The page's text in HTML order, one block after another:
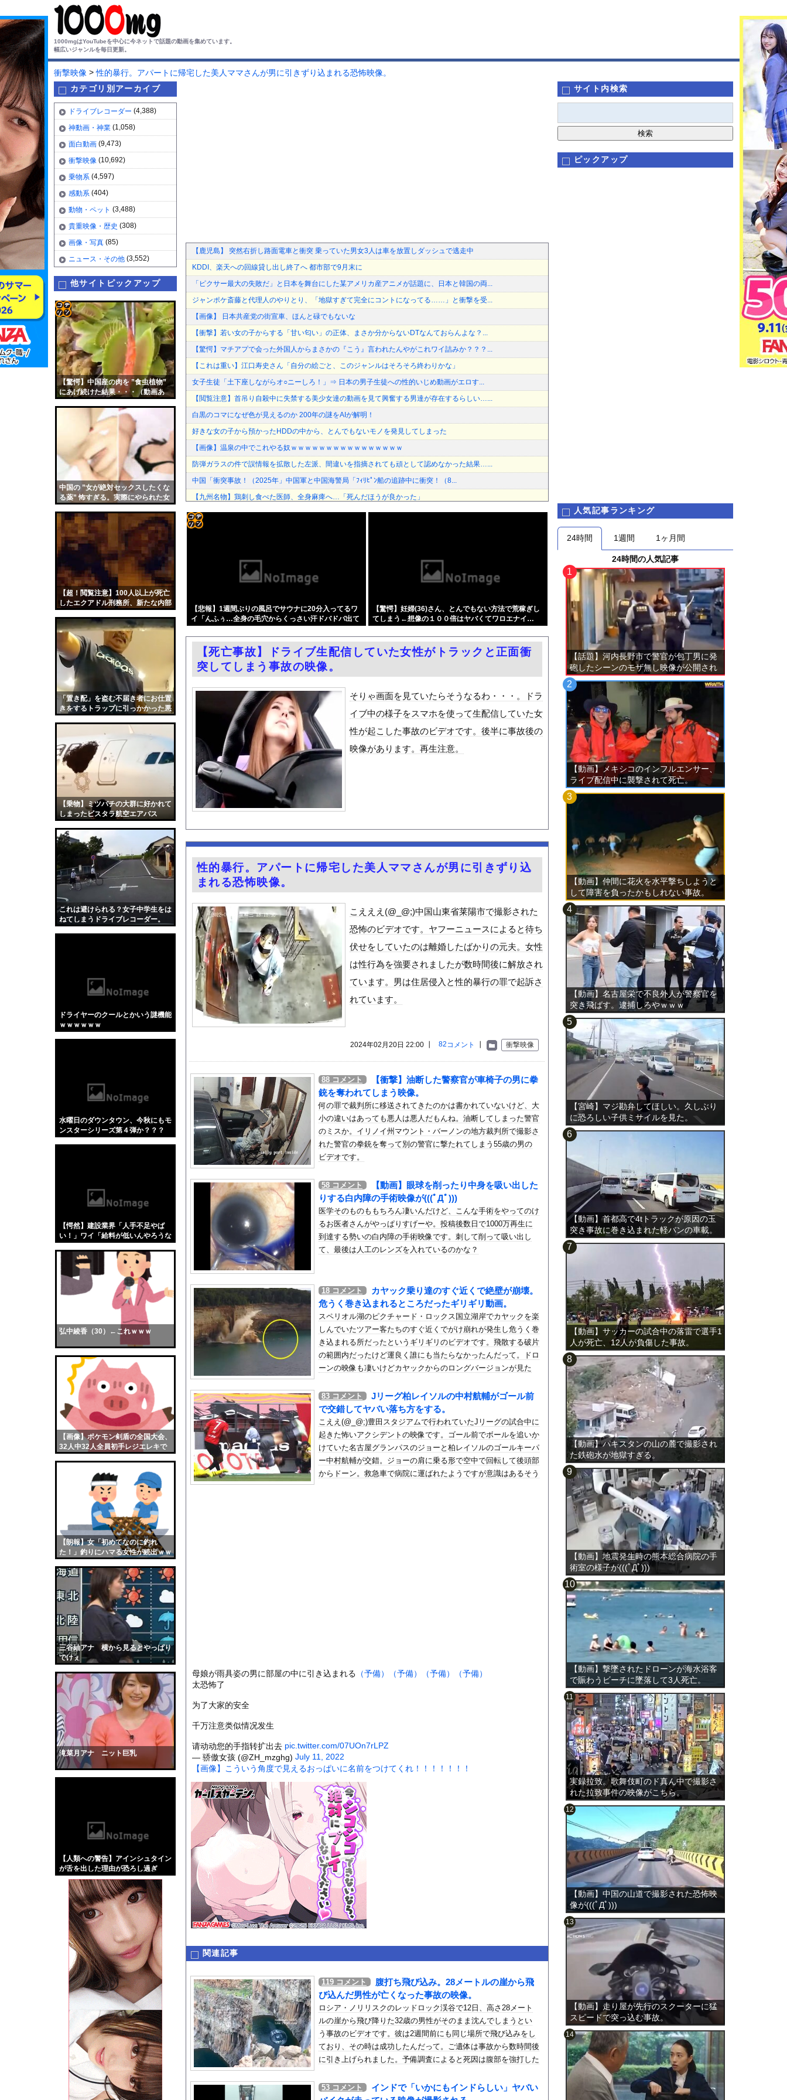
1000mgはYouTubeを中心に今ネットで話題の動画を集めています。
幅広いジャンルを毎日更新。
衝撃映像 >性的暴行。アパートに帰宅した美人ママさんが男に引きずり込まれる恐怖映像。
カテゴリ別アーカイブ
ドライブレコーダー (4,388)
神動画・神業 (1,058)
面白動画 (9,473)
衝撃映像 (10,692)
乗物系 (4,597)
感動系 (404)
動物・ペット (3,488)
貴重映像・歴史 (308)
画像・写真 (85)
ニュース・その他 (3,552)
他サイトピックアップ
【驚愕】中国産の肉を ”食虫植物”
にあげ続けた結果・・・（動画あ
中国の ”女が絶対セックスしたくな
る薬” 怖すぎる。実際にやられた女
【超！閲覧注意】100人以上が死亡
したエクアドル刑務所、新たな内部
「置き配」を盗む不届き者にお仕置
きをするトラップに引っかかった悪
【乗物】ミツバチの大群に好かれて
しまったビスタラ航空エアバス
これは避けられる？女子中学生をは
ねてしまうドライブレコーダー。
ドライヤーのクールとかいう謎機能
ｗｗｗｗｗｗ
水曜日のダウンタウン、今秋にもモ
ンスターシリーズ第４弾か？？？
【愕然】建設業界「人手不足やば
い！」ワイ「給料が低いんやろうな
弘中綾香（30）←これｗｗｗ
【画像】ポケモン剣盾の全国大会、
32人中32人全員初手レジエレキで
【朗報】女「初めてなのに釣れ
た！」釣りにハマる女性が続出ｗｗ
三谷紬アナ 横から見るとやっぱり
でけぇ
滝菜月アナ ニット巨乳
【人類への警告】アインシュタイン
が舌を出した理由が恐ろし過ぎ
た・・・
コテ
リン
- 固
定リ
ンク
自動
ル
【鹿児島】 突然右折し路面電車と衝突 乗っていた男女3人は車を放置しダッシュで逃走中
KDDI、楽天への回線貸し出し終了へ 都市部で9月末に
「ピクサー最大の失敗だ」と日本を舞台にした某アメリカ産アニメが話題に、日本と韓国の両...
ジャンポケ斎藤と代理人のやりとり、「地獄すぎて完全にコントになってる……」と衝撃を受...
【画像】 日本共産党の街宣車、ほんと碌でもないな
【衝撃】若い女の子からする「甘い匂い」の正体、まさか分からないDTなんておらんよな？...
【驚愕】マチアプで会った外国人からまさかの『こう』言われたんやがこれワイ詰みか？？？...
【これは重い】江口寿史さん「自分の絵ごと、このジャンルはそろそろ終わりかな」
女子生徒「土下座しながらオ○ニーしろ！」⇒ 日本の男子生徒への性的いじめ動画がエロす...
【閲覧注意】首吊り自殺中に失禁する美少女達の動画を見て興奮する男達が存在するらしい…...
白黒のコマになぜ色が見えるのか 200年の謎をAIが解明！
好きな女の子から預かったHDDの中から、とんでもないモノを発見してしまった
【画像】温泉の中でこれやる奴ｗｗｗｗｗｗｗｗｗｗｗｗｗｗｗｗ
防弾ガラスの件で誤情報を拡散した左派、間違いを指摘されても頑として認めなかった結果…...
中国「衝突事故！（2025年」中国軍と中国海警局「ﾌｨﾘﾋﾟﾝ船の追跡中に衝突！（8...
【九州名物】鶏刺し食べた医師、全身麻痺へ…「死んだほうが良かった」
防弾ガラスの件で誤情報を拡散した左派、間違いを指摘されても頑として認めなかった結果…...
【悲報】週刊少年ジャンプ、史上初の100万部割れ
【ニュース】日本共産党の街宣車、ほんと碌でもないな
エロ漫画『後輩の小悪魔地雷女子をデカチンで理解らせる話』をrawやhitomiを使わ...
【悲報】ショートスリーパー堀大輔さん、リスナーから「寝たほうがいい！」と言われてガチ...
国税局職員（25）、税務調査で知り合った納税者の自宅に出入りしお小遣い1億5000万...
佐藤寛子、ヌード乳首濡れ場がエロ過ぎる！ヘアヌード写真集の全裸、全盛期グラビア、最高...
【芸能】元EXILE・黒木啓司、妻・宮崎麗果被告へのDV事案で逮捕されていた 宮崎は...
過給なしで420ps。しかもL型エンジン…このS31Zいくらかかってるんだ…
嫁がいる前で半ケツ見せて不倫を誘う保育士の永野紬さん
渡邊渚さん「私がPTSDと診断された当時、世間はまだPTSDという言葉は浸透されてい...
職場の人妻と不倫をして、ついに、、、
韓国国会、サッカー前代表監督を追及「なぜ負けたのか」
日本旅行キャンセルすべきか…1万年ぶり史上最大級の火山の兆し＝韓国の反応
うちのネコが目の前にいた。私が上に物を投げるフリをする → 猫はこうなります…
【画像】令和最新版の剛力彩芽、ワイらにブッ刺さりまくりと話題にw w w w w w...
ヤンキーだらけの職場にしか行ったことない奴にしか分からないこと
【悲報】ロシア、じわじわと逝き始める
今の時期 河口で釣れる美味い魚教えて
『BanG Dream! Ave Mujica』7話感想 再び集まる5人！最後のCR...
【動画】中国製自動車のプラスチック部品強度がこちらｗｗｗｗｗｗｗｗｗ
【Mステ】西川貴教さん 魅惑のマーメイドすぎるｗｗｗｗｗｗｗｗ
【悲報】埼玉県、何も観光地がない・・・
FANZAで夏の動画50％OFFキャンペーン第4弾が始まったぞー！
【画像】カップラーメン食べるんだけどどれがいいかな！？w
【朗報】ヒカキンなんと実質200万円以上の支援物資を寄付してしまう・・・
【Xの車窓から】オービスかと思ったら野生の炊飯器で草 ほか
【ポロリ悲話】ネットで拡散してるおっぱいポロリ動画、何故か叩かれる・・・
【衝撃】「かわいい虫」ランキング、ついに発表される
日本代表DF冨安健洋の英プレミア・クリスタルパレス加入が正式決定 鎌田大地とチームメ...
元F1王者ハッキネン、フェルスタペンのマクラーレン加入の噂に「なぜ調和がある現体制を...
【画像】 ヘソ出しJKさん、股間の方まで見えてしまうｗｗｗｗｗｗｗｗｗ
もしかして、マンションのベランダで七輪で焼き肉ってダメなの？
島倉りか様、モッツァレラチーズを巡ってスーパー店員とバトル勃発ｗｗｗ
【悲報】ショートスリーパー堀大輔さん、リスナーから「寝たほうがいい！」と言われてガチ...
【コンゴ】エボラ出血熱、感染3600人…過去最大の流行に
軟体動物みたいに柔らかい手を持つ人、話題にｗｗｗｗ「脳が理解を拒む」「ミギー」他
川底に沈んでいたマンモスやナチス軍艦など露出、熱波でドナウ川が歴史的渇水！
三山賀子アナと森山みなみアナ デカパイ ＆ ノースリーブ！！【GIF動画あり】
刈川くるみアナ くっきり巨乳が揺れる！！【GIF動画あり】
【画像】はいだしょうこ（47）「こんなオバサンでいいの…？」
モンハン自衛隊 第１７８話
川底に沈んでいたマンモスやナチス軍艦など露出、熱波でドナウ川が歴史的渇水！
日本人女性インフルエンサー、ライブ配信中に自殺
【画像】おまえらくんの机がこの女の子の椅子にされてたらｗｗｗ
【画像】この女優さん、可愛すぎる
【朗報】齋藤飛鳥、前屈みで完全に見えてる動画が拡散されてしまう…
海外「日本よ、お前がナンバーワンだ」 熊本地震直後の日本の対応のスピードに世界が衝撃
勇気を出して白人美女にチン凸したアジア人短小男
、爆笑されてしまうｗｗｗ
10年もの間浮気してた嫁。まさかと思い長男のDNA鑑定をするがいいな？と問うと、元嫁...
ウクライナ侵攻以降、ロシア軍兵士のHIV感染が2000％急増…ウクライナメディア！
【配信者】「金バエ」のSNS更新が1週間途絶え、様々な憶測が飛び交う。1週間ぶりの投...
【画像】女の子「危機管理フォーーーーム！！！」
【仰天】外国人「日本に夢中なアメリカ人は迷惑?」日本人の回答が的確すぎた
彼女はお腹が空いていた。今日はおひとり様で！ → 一蘭みたいなカウンターはこちらです...
全く泳げない人がウォータースライダーをやるとこうなる
【黒歴史】こういう昔の大学ヤリサーの流出エロ動画（顔出し）が一番抜ける
韓国人「安貞桓が韓国代表に激怒！『惨憺たる結果、徹底的な刷新が必要だ』と監督や協会を...
【画像】このAVが性癖ブッ刺さりで精子ドクドク作られるわｗｗｗｗ
【悲報】味噌ラーメンで行列、出来ない
【中国】男の子が爆竹に点火 マンホールが爆発しふた吹き飛ぶ
【画像】伊藤舞雪とかいうＡＶ女優ｗｗｗｗｗｗｗｗｗｗw
【緊急】肛門にスティックのり入れたけど出てこないの！！
お知らせ
【動画】ロシア軍のドローンをネット発射装置で撃墜するウクライナ。
Powered by livedoor 相互RSS
このページは1000mgが管理しています。 RSS設定 更新順130件まで。それ以降の古いものは表
【悲報】1週間ぶりの風呂でサウナに20分入ってるワ
イ「んふぅ…全身の毛穴からくっさい汗ドバドバ出て
【驚愕】妊婦(36)さん、とんでもない方法で荒稼ぎし
てしまう←想像の１００倍はヤバくてワロエナイ…
自動
更新
【死亡事故】ドライブ生配信していた女性がトラックと正面衝
突してしまう事故の映像。
そりゃ画面を見ていたらそうなるわ・・・。ドラ
イブ中の様子をスマホを使って生配信していた女
性が起こした事故のビデオです。後半に事故後の
映像があります。再生注意。
性的暴行。アパートに帰宅した美人ママさんが男に引きずり込
まれる恐怖映像。
こえええ(@_@;)中国山東省莱陽市で撮影された
恐怖のビデオです。ヤフーニュースによると待ち
伏せをしていたのは離婚したばかりの元夫。女性
は性行為を強要されましたが数時間後に解放され
ています。男は住居侵入と性的暴行の罪で起訴さ
れています。
衝撃映像
82コメント
2024年02月20日 22:00 ┃
88 コメント
【衝撃】油断した警察官が車椅子の男に拳
銃を奪われてしまう映像。
何の罪で裁判所に移送されてきたのかは書かれていないけど、大
小の違いはあっても悪人は悪人だもんね。油断してしまった警官
のミスか。イリノイ州マウント・バーノンの地方裁判所で撮影さ
れた警官の拳銃を奪って別の警官に撃たれてしまう55歳の男の
ビデオです。
58 コメント
【動画】眼球を削ったり中身を吸い出した
りする白内障の手術映像が(((ﾟДﾟ)))
医学そのものももちろん凄いんだけど、こんな手術をやってのけ
るお医者さんがやっぱりすげーや。投稿後数日で1000万再生に
到達する勢いの白内障の手術映像です。刺して削って吸い出し
て、最後は人工のレンズを入れているのかな？
18 コメント
カヤック乗り達のすぐ近くで絶壁が崩壊。
危うく巻き込まれるところだったギリギリ動画。
スペリオル湖のピクチャード・ロックス国立湖岸でカヤックを楽
しんでいたツアー客たちのすぐ近くでがけ崩れが発生し危うく巻
き込まれる所だったというギリギリのビデオです。飛散する破片
の範囲内だったけど運良く誰にも当たらなかったんだって。ドロ
ーンの映像も凄いけどカヤックからのロングバージョンが見た
83 コメント
Jリーグ柏レイソルの中村航輔がゴール前
で交錯してヤバい落ち方をする。
こええ(@_@;)豊田スタジアムで行われていたJリーグの試合中に
起きた怖いアクシデントの映像です。ゴール前でボールを追いか
けていた名古屋グランパスのジョーと柏レイソルのゴールキーパ
ー中村航輔が交錯。ジョーの肩に乗る形で空中で回転して後頭部
からドーン。救急車で病院に運ばれたようですが意識はあるそう
母娘が雨具姿の男に部屋の中に引き込まれる （予備） （予備） （予備）
（予備）
太恐怖了
为了大家的安全
千万注意类似情况发生
请动动您的手指转扩出去 pic.twitter.com/07UOn7rLPZ
— 骄傲女孩 (@ZH_mzghg) July 11, 2022
【画像】こういう角度で見えるおっぱいに名前をつけてくれ！！！！！！！
関連記事
119 コメント
腹打ち飛び込み。28メートルの崖から飛
び込んだ男性が亡くなった事故の映像。
ロシア・ノリリスクのレッドロック渓谷で12日、高さ28メート
ルの崖から飛び降りた32歳の男性がそのまま沈んでしまうとい
う事故のビデオです。彼は2週間前にも同じ場所で飛び込みをし
ており、その時は成功したんだって。ご遺体は事故から数時間後
に引き上げられました。予備調査によると死因は腹部を強打した
53 コメント
インドで「いかにもインドらしい」ヤバい
サイト内検索
ピックアップ
人気記事ランキング
24時間 1週間 1ヶ月間
24時間の人気記事
【話題】河内長野市で警官が包丁男に発
砲したシーンのモザ無し映像が公開され
る。
【動画】メキシコのインフルエンサー、
ライブ配信中に襲撃されて死亡。
【動画】仲間に花火を水平撃ちしようと
して障害を負ったかもしれない事故。
【動画】名古屋栄で不良外人が警察官を
突き飛ばす。逮捕しろやｗｗｗ
【宮崎】マジ勘弁してほしい。久しぶり
に恐ろしい子供ミサイルを見た。
【動画】首都高で4tトラックが原因の玉
突き事故に巻き込まれた軽バンの車載。
【動画】サッカーの試合中の落雷で選手1
人が死亡、12人が負傷した事故。
【動画】パキスタンの山の麓で撮影され
た鉄砲水が地獄すぎる。
【動画】地震発生時の熊本総合病院の手
術室の様子が(((ﾟДﾟ)))
【動画】撃墜されたドローンが海水浴客
で賑わうビーチに墜落して3人死亡。
実録拉致。歌舞伎町のド真ん中で撮影さ
れた拉致事件の映像がこちら。
【動画】中国の山道で撮影された恐怖映
像が(((ﾟДﾟ)))
【動画】走り屋が先行のスクーターに猛
スピードで突っ込む事故。